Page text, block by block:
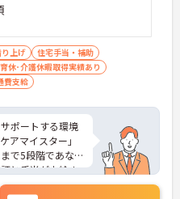
上げ
住宅手当・補助
休･介護休暇取得実績あり
費支給
ポートする環境
アマイスター」
で5段階であな
と手当が支給さ